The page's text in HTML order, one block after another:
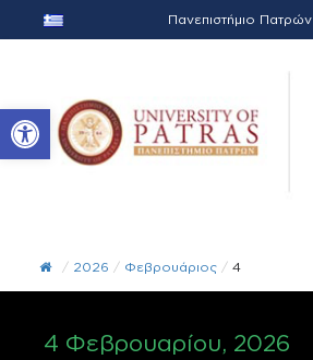
Ανοίξτε τη γραμμή εργαλείων
Πανεπιστήμιο Πατρών
/ 2026 / Φεβρουάριος / 4
4 Φεβρουαρίου, 2026